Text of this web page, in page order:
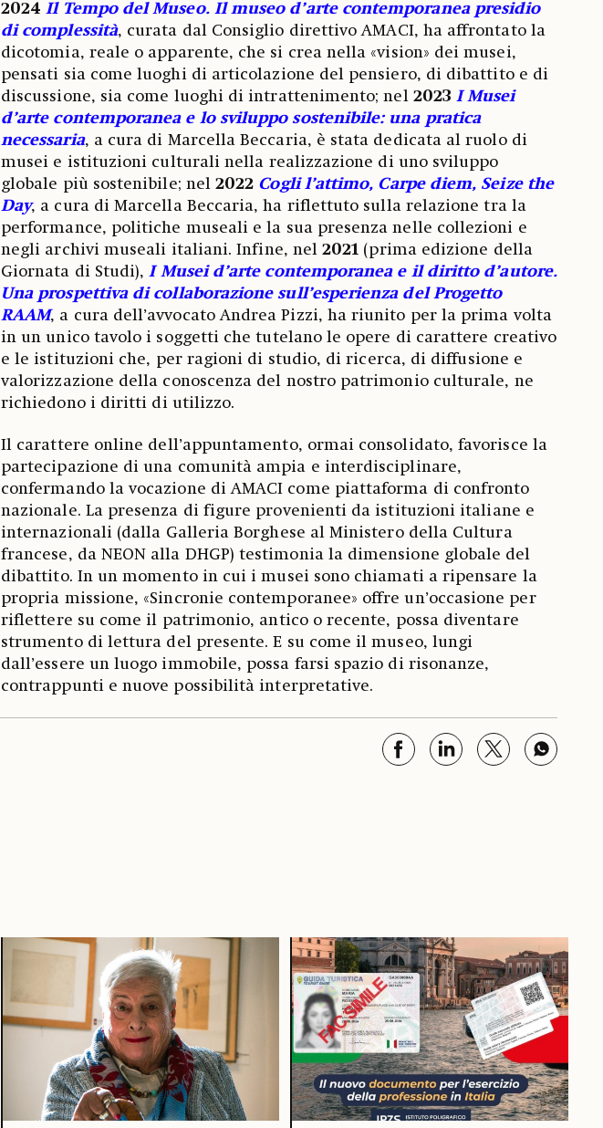
2024 Il Tempo del Museo. Il museo d’arte contemporanea presidio
di complessità, curata dal Consiglio direttivo AMACI, ha affrontato la
dicotomia, reale o apparente, che si crea nella «vision» dei musei,
pensati sia come luoghi di articolazione del pensiero, di dibattito e di
discussione, sia come luoghi di intrattenimento; nel 2023 I Musei
d’arte contemporanea e lo sviluppo sostenibile: una pratica
necessaria, a cura di Marcella Beccaria, è stata dedicata al ruolo di
musei e istituzioni culturali nella realizzazione di uno sviluppo
globale più sostenibile; nel2022 Cogli l’attimo, Carpe diem, Seize the
Day, a cura di Marcella Beccaria, ha riflettuto sulla relazione tra la
performance, politiche museali e la sua presenza nelle collezioni e
negli archivi museali italiani. Infine, nel2021 (prima edizione della
Giornata di Studi),I Musei d’arte contemporanea e il diritto d’autore.
Una prospettiva di collaborazione sull’esperienza del Progetto
RAAM, a cura dell’avvocato Andrea Pizzi, ha riunito per la prima volta
in un unico tavolo i soggetti che tutelano le opere di carattere creativo
e le istituzioni che, per ragioni di studio, di ricerca, di diffusione e
valorizzazione della conoscenza del nostro patrimonio culturale, ne
richiedono i diritti di utilizzo.
Il carattere online dell’appuntamento, ormai consolidato, favorisce la
partecipazione di una comunità ampia e interdisciplinare,
confermando la vocazione di AMACI come piattaforma di confronto
nazionale. La presenza di figure provenienti da istituzioni italiane e
internazionali (dalla Galleria Borghese al Ministero della Cultura
francese, da NEON alla DHGP) testimonia la dimensione globale del
dibattito. In un momento in cui i musei sono chiamati a ripensare la
propria missione, «Sincronie contemporanee» offre un’occasione per
riflettere su come il patrimonio, antico o recente, possa diventare
strumento di lettura del presente. E su come il museo, lungi
dall’essere un luogo immobile, possa farsi spazio di risonanze,
contrappunti e nuove possibilità interpretative.